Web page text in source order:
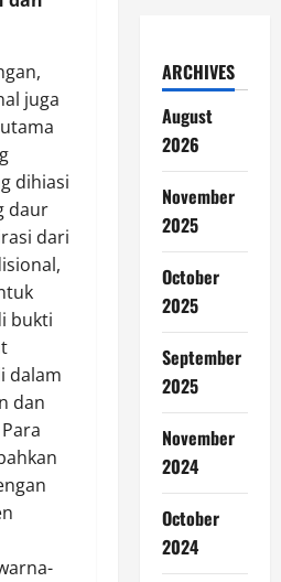
juga
dihiasi
daur
dari
bukti
dalam
dan
ARCHIVES
August
2026
November
2025
October
2025
September
2025
November
2024
October
2024